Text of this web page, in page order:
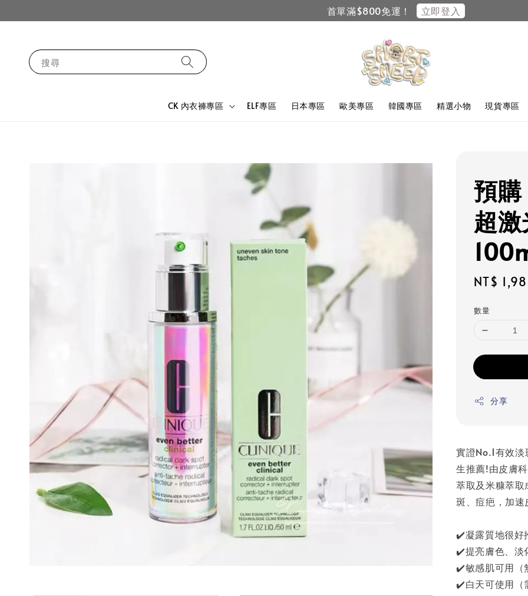
首單滿$800免運！ 立即登入
搜尋
CK 內衣褲專區 ELF專區 日本專區 歐美專區 韓國專區 精選小物 現貨專區
預
超
Regular
NT$
數量
分享
實證No.1有效
生推薦!由皮膚
萃取及米糠萃
斑、痘疤，加
✔️凝露質地很好
✔️提亮膚色、淡
✔️敏感肌可用（
✔️白天可使用（